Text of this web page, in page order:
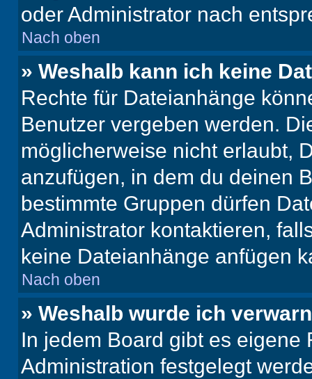
oder Administrator nach
Nach oben
» Weshalb kann ich keine
Rechte für Dateianhänge
Benutzer vergeben werden.
möglicherweise nicht erlaubt,
anzufügen, in dem du deinen
bestimmte Gruppen dürfen
Administrator kontaktieren,
keine Dateianhänge anfügen
Nach oben
» Weshalb wurde ich
In jedem Board gibt es
Administration festgelegt